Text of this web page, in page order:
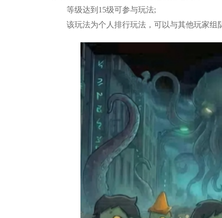
等级达到15级可参与玩法;
该玩法为个人排行玩法，可以与其他玩家组